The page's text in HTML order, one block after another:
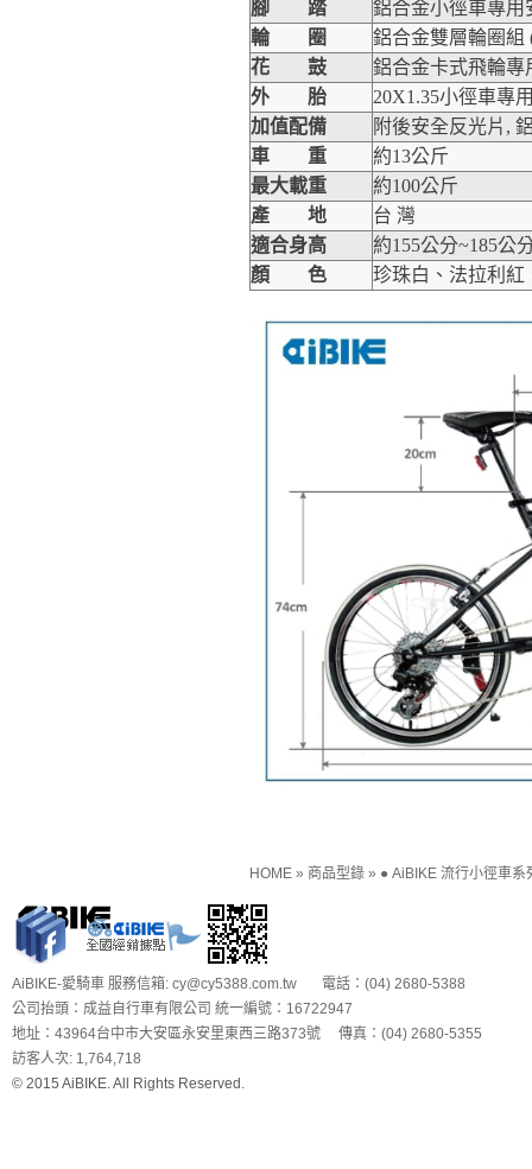
腳 踏
鋁合金小徑車專用
輪 圈
鋁合金雙層輪圈組
花 鼓
鋁合金卡式飛輪專
外 胎
20X1.35小徑車專
加值配備
附後安全反光片 ,
車 重
約13公斤
最大載重
約100公斤
產 地
台 灣
適合身高
約155公分~185公
顏 色
珍珠白、法拉利紅
HOME » 商品型錄 » ● AiBIKE 流行小徑車系
AiBIKE-愛騎車 服務信箱: cy@cy5388.com.tw 電話：(04) 2680-5388
公司抬頭：成益自行車有限公司 統一編號：16722947
地址：43964台中市大安區永安里東西三路373號 傳真：(04) 2680-5355
訪客人次: 1,764,718
© 2015 AiBIKE. All Rights Reserved.